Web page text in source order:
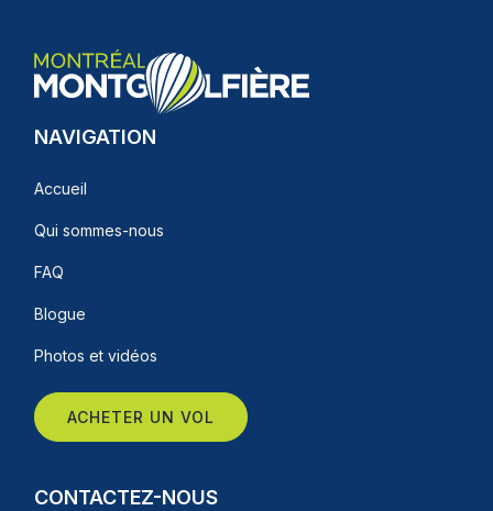
NAVIGATION
Accueil
Qui sommes-nous
FAQ
Blogue
Photos et vidéos
ACHETER UN VOL
CONTACTEZ-NOUS